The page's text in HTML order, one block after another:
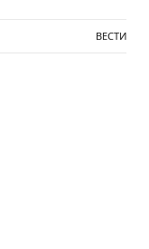
ВЕСТИ